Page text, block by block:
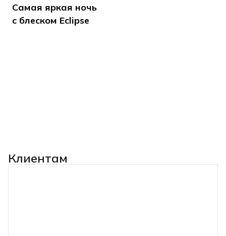
Самая яркая ночь
с блеском Eclipse
Клиентам